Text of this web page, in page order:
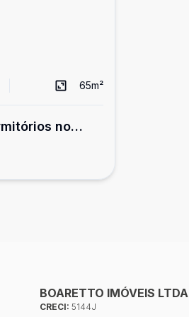
65m²
no
BOARETTO IMÓVEIS LTDA
CRECI: 5144J